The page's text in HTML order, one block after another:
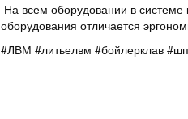
На всем оборудовании в системе
оборудования отличается
#ЛВМ #литьелвм #бойлерклав